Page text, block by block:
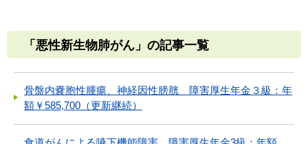
「悪性新生物肺がん」の記事一覧
骨盤内嚢胞性腫瘍、神経因性膀胱 障害厚生年金３級：年
額￥585,700（更新継続）